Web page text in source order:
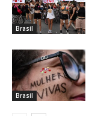
Brasil
Brasil